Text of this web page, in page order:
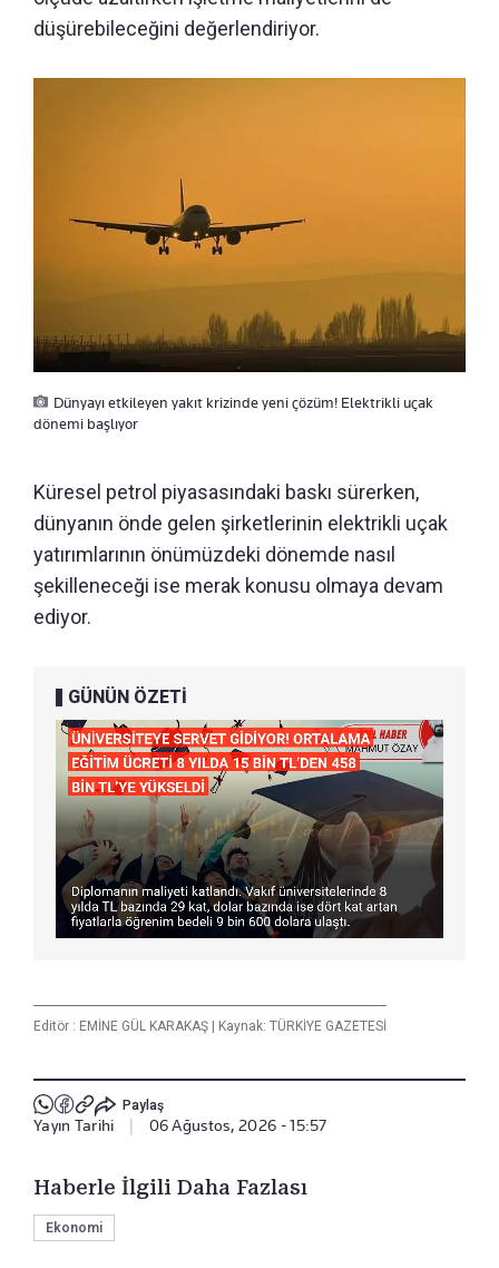
düşürebileceğini değerlendiriyor.
Dünyayı etkileyen yakıt krizinde yeni çözüm! Elektrikli uçak
dönemi başlıyor
Küresel petrol piyasasındaki baskı sürerken,
dünyanın önde gelen şirketlerinin elektrikli uçak
yatırımlarının önümüzdeki dönemde nasıl
şekilleneceği ise merak konusu olmaya devam
ediyor.
GÜNÜN ÖZETİ
Editör : EMİNE GÜL KARAKAŞ | Kaynak: TÜRKİYE GAZETESİ
Paylaş
Yayın Tarihi | 06 Ağustos, 2026 - 15:57
Haberle İlgili Daha Fazlası
Ekonomi